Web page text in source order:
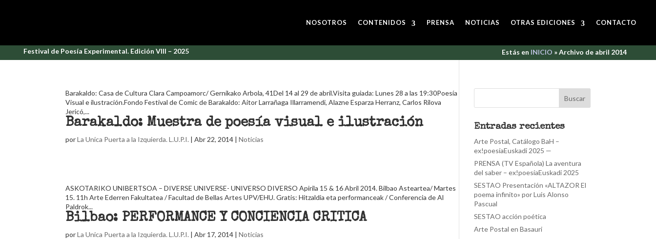
NOSOTROS CONTENIDOS PRENSA NOTICIAS OTRAS EDICIONES CONTACTO
Festival de Poesía Experimental. Edición VIII – 2025 Estás en INICIO »Archivo de abril 2014
Barakaldo: Muestra de poesía visual e ilustración
porLa Unica Puerta a la Izquierda. L.U.P.I. |Abr 22, 2014 |Noticias
Barakaldo: Casa de Cultura Clara Campoamorc/ Gernikako Arbola, 41Del 14 al 29 de abril.Visita guiada: Lunes 28 a las 19:30Poesía
Visual e ilustración.Fondo Festival de Comic de Barakaldo: Aitor Larrañaga Illarramendi, Alazne Esparza Herranz, Carlos Rilova
Jericó,...
Bilbao: PERFORMANCE Y CONCIENCIA CRITICA
porLa Unica Puerta a la Izquierda. L.U.P.I. |Abr 17, 2014 |Noticias
ASKOTARIKO UNIBERTSOA – DIVERSE UNIVERSE- UNIVERSO DIVERSO Apirila 15 & 16 Abril 2014. Bilbao Asteartea/ Martes
15. 11h Arte Ederren Fakultatea / Facultad de Bellas Artes UPV/EHU. Gratis: Hitzaldia eta performanceak / Conferencia de Al
Paldrok...
Entradas recientes
Arte Postal, Catálogo BaH –
ex!poesíaEuskadi 2025 —
PRENSA (TV Española) La aventura
del saber – ex!poesíaEuskadi 2025
SESTAO Presentación «ALTAZOR El
poema infinito» por Luis Alonso
Pascual
SESTAO acción poética
Arte Postal en Basauri